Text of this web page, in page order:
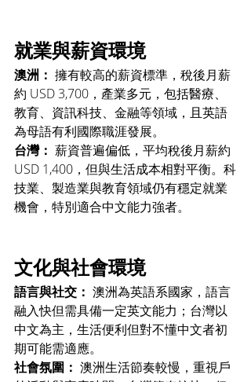
就業與薪資環境
澳洲： 擁有較高的薪資標準，稅後月薪
約 USD 3,700，產業多元，包括醫療、
教育、資訊科技、金融等領域，且英語
為母語有利國際職涯發展。
台灣： 薪資普遍偏低，平均稅後月薪約
USD 1,400，但與生活成本相對平衡。科
技業、製造業與教育領域仍有穩定就業
機會，特別適合中文能力強者。
文化與社會環境
語言與社交： 澳洲為英語系國家，語言
融入快但需具備一定英文能力；台灣以
中文為主，生活便利但對不懂中文者初
期可能需適應。
社會氛圍： 澳洲生活節奏較慢，重視戶